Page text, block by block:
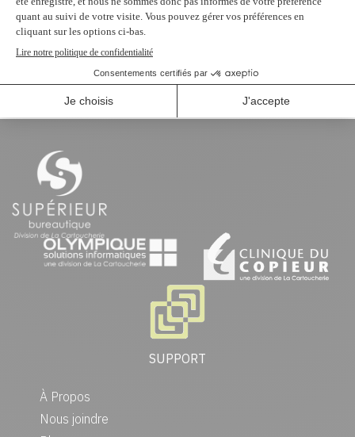
Profitez d'un rabais à l'achat de 2
produits identiques et plus.
SUPPORT
À Propos
Nous joindre